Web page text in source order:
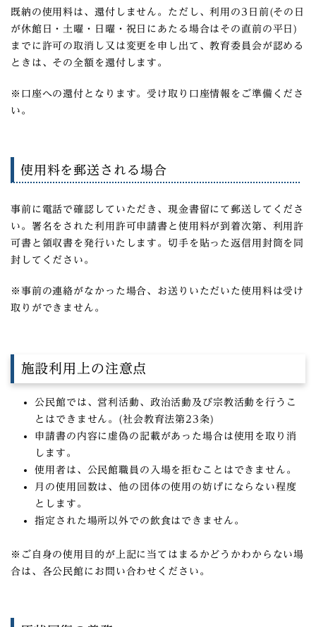
既納の使用料は、還付しません。ただし、利用の3日前(その日
が休館日・土曜・日曜・祝日にあたる場合はその直前の平日)
までに許可の取消し又は変更を申し出て、教育委員会が認める
ときは、その全額を還付します。
※口座への還付となります。受け取り口座情報をご準備くださ
い。
使用料を郵送される場合
事前に電話で確認していただき、現金書留にて郵送してくださ
い。署名をされた利用許可申請書と使用料が到着次第、利用許
可書と領収書を発行いたします。切手を貼った返信用封筒を同
封してください。
※事前の連絡がなかった場合、お送りいただいた使用料は受け
取りができません。
施設利用上の注意点
公民館では、営利活動、政治活動及び宗教活動を行うこ
とはできません。(社会教育法第23条)
申請書の内容に虚偽の記載があった場合は使用を取り消
します。
使用者は、公民館職員の入場を拒むことはできません。
月の使用回数は、他の団体の使用の妨げにならない程度
とします。
指定された場所以外での飲食はできません。
※ご自身の使用目的が上記に当てはまるかどうかわからない場
合は、各公民館にお問い合わせください。